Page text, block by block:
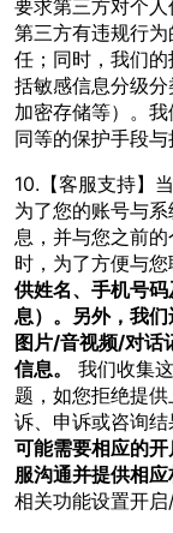
要求第三方对个
第三方有违规行
任；同时，我们
括敏感信息分级
加密存储等）。
同等的保护手段与
10.【客服支持】
为了您的账号与
息，并与您之前
时，为了方便与您
供姓名、手机号
息）。另外，我
图片/音视频/对话
信息。
我们收集
题，如您拒绝提
诉、申诉或咨询结
可能需要相应的
服沟通并提供相应
相关功能设置开启